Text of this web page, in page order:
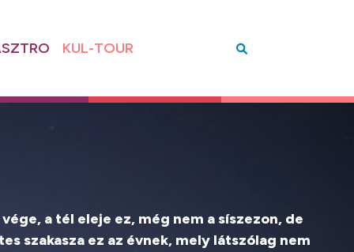
KUL-TOUR
a tél eleje ez, még nem a síszezon, de
szakasza ez az évnek, mely látszólag nem